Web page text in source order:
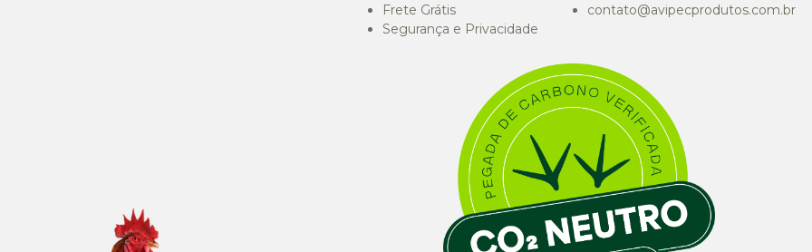
Frete Grátis
Segurança e Privacidade
contato@avipecprodutos.com.br